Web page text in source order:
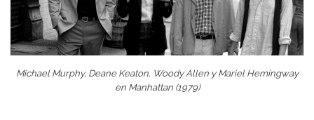
Michael Murphy, Deane Keaton, Woody Allen y Mariel Hemingway
en Manhattan (1979)